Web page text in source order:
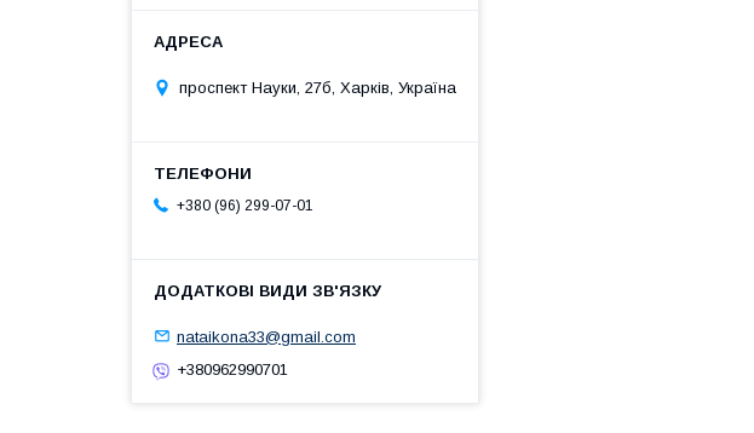
проспект Науки, 27б, Харків, Україна
+380 (96) 299-07-01
nataikona33@gmail.com
+380962990701